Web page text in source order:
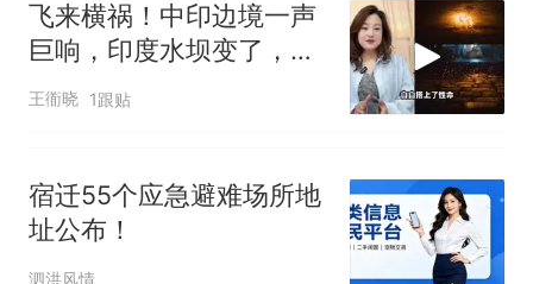
飞来横祸！中印边境一声
巨响，印度水坝变了，藏
南算计全泡汤
王衜晓 1跟贴
宿迁55个应急避难场所地
址公布！
泗洪风情